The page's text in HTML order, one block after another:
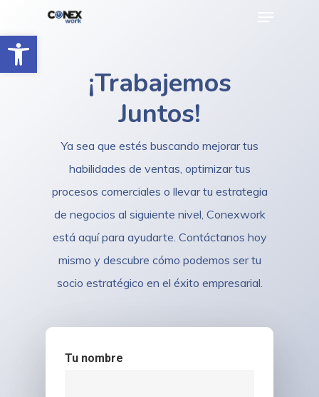
Abrir barra de herramientas
to
main
¡Trabajemos
Juntos!
Ya sea que estés buscando mejorar tus
habilidades de ventas, optimizar tus
procesos comerciales o llevar tu estrategia
de negocios al siguiente nivel, Conexwork
está aquí para ayudarte. Contáctanos hoy
mismo y descubre cómo podemos ser tu
socio estratégico en el éxito empresarial.
Tu nombre